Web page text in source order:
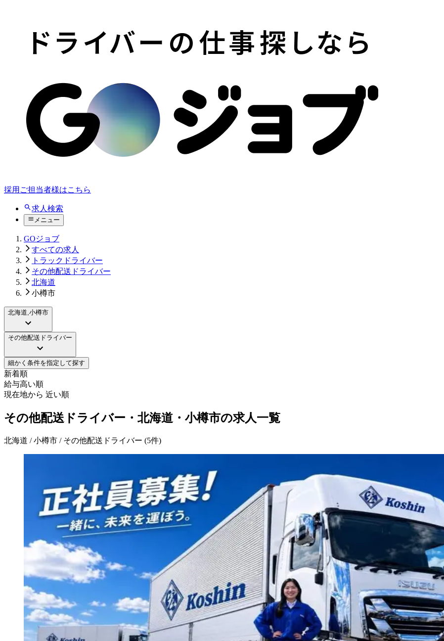
採用ご担当者様はこちら
求人検索
メニュー
GOジョブ
すべての求人
トラックドライバー
その他配送ドライバー
北海道
小樽市
北海道,小樽市
その他配送ドライバー
細かく条件を指定して探す
新着順
給与高い順
現在地から 近い順
その他配送ドライバー・北海道・小樽市の求人一覧
北海道 / 小樽市 / その他配送ドライバー (5件)